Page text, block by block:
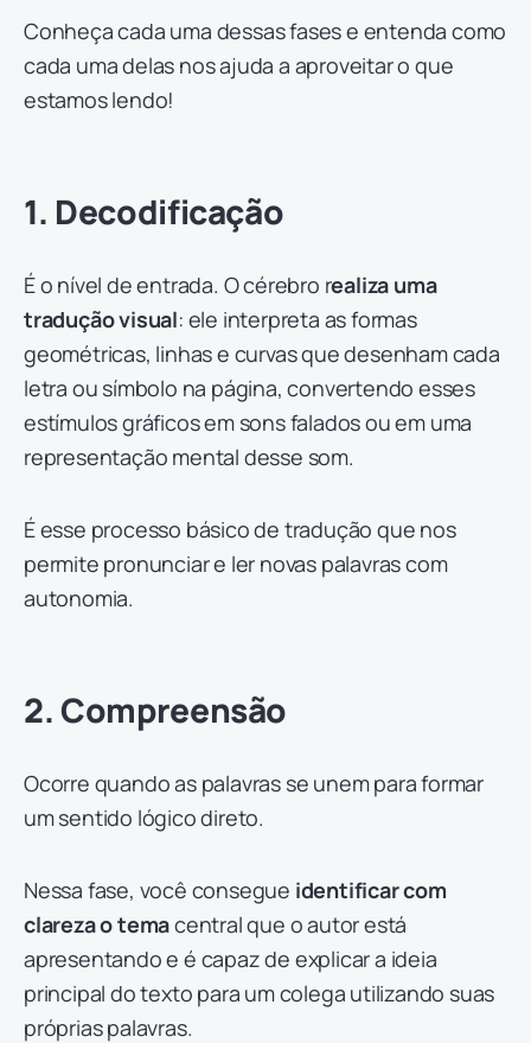
Conheça cada uma dessas fases e entenda como
cada uma delas nos ajuda a aproveitar o que
estamos lendo!
1. Decodificação
É o nível de entrada. O cérebro realiza uma
tradução visual: ele interpreta as formas
geométricas, linhas e curvas que desenham cada
letra ou símbolo na página, convertendo esses
estímulos gráficos em sons falados ou em uma
representação mental desse som.
É esse processo básico de tradução que nos
permite pronunciar e ler novas palavras com
autonomia.
2. Compreensão
Ocorre quando as palavras se unem para formar
um sentido lógico direto.
Nessa fase, você consegue identificar com
clareza o temacentral que o autor está
apresentando e é capaz de explicar a ideia
principal do texto para um colega utilizando suas
próprias palavras.